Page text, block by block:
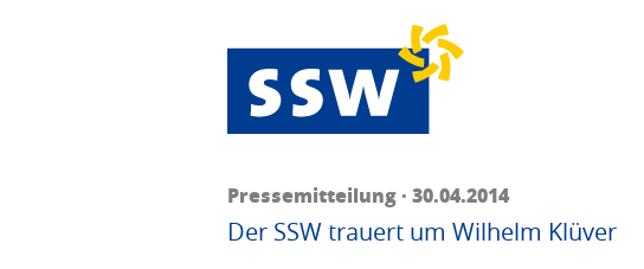
Pressemitteilung · 30.04.2014
Der SSW trauert um Wilhelm Klüver